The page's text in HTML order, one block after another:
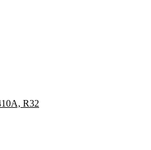
R32